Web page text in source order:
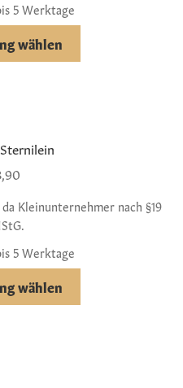
5 Werktage
wählen
Kleinunternehmer nach §19
5 Werktage
wählen